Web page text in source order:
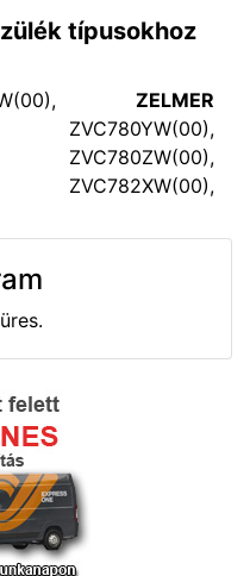
típusokhoz
ZELMER
ZVC780ZW(00),